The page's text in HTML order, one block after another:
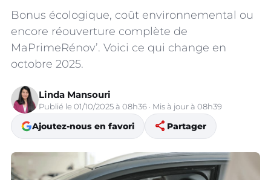
Bonus écologique, coût environnemental ou
encore réouverture complète de
MaPrimeRénov’. Voici ce qui change en
octobre 2025.
Linda Mansouri
Publié le 01/10/2025 à 08h36 · Mis à jour à 08h39
Ajoutez-nous en favori share Partager